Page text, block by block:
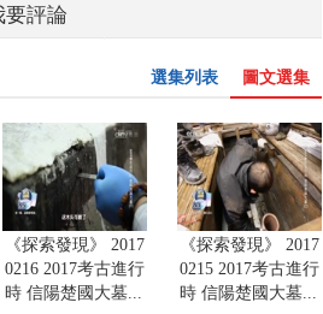
要評論
圖文選集
選集列表
《探索發現》 2017
0216 2017考古進行
時 信陽楚國大墓...
《探索發現》 2017
0215 2017考古進行
時 信陽楚國大墓...